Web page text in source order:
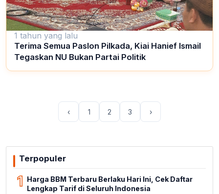
1 tahun yang lalu
Terima Semua Paslon Pilkada, Kiai Hanief Ismail
Tegaskan NU Bukan Partai Politik
‹ 1 2 3 ›
Terpopuler
1 Harga BBM Terbaru Berlaku Hari Ini, Cek Daftar
Lengkap Tarif di Seluruh Indonesia